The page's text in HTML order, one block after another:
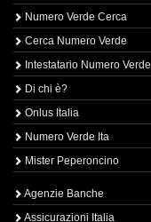
Numero Verde Cerca
Cerca Numero Verde
Intestatario Numero Verde
Di chi è?
Onlus Italia
Numero Verde Ita
Mister Peperoncino
Agenzie Banche
Assicurazioni Italia